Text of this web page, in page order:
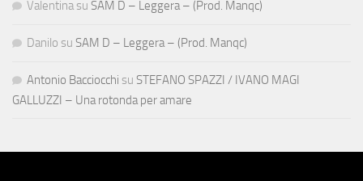
Valentina su SAM D – Leggera – (Prod. Manqc)
Danilo su SAM D – Leggera – (Prod. Manqc)
Antonio Bacciocchi su STEFANO SPAZZI / IVANO MAGI
GALLUZZI – Una rotonda per amare